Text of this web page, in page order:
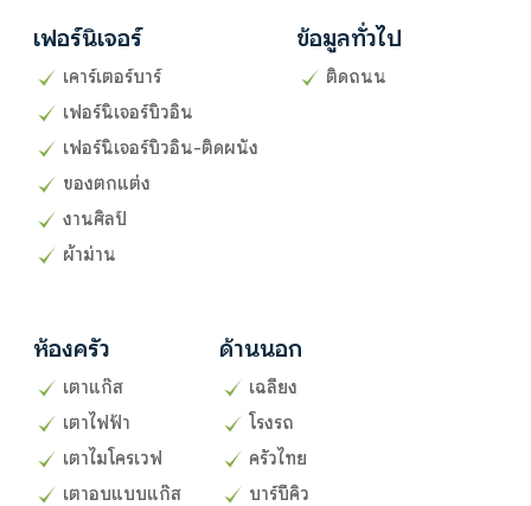
เฟอร์นิเจอร์
เคาร์เตอร์บาร์
เฟอร์นิเจอร์บิวอิน
เฟอร์นิเจอร์บิวอิน-ติดผนัง
ของตกแต่ง
งานศิลป์
ผ้าม่าน
ข้อมูลทั่วไป
ติดถนน
ห้องครัว
เตาแก๊ส
เตาไฟฟ้า
เตาไมโครเวฟ
เตาอบแบบแก๊ส
ด้านนอก
เฉลียง
โรงรถ
ครัวไทย
บาร์บีคิว